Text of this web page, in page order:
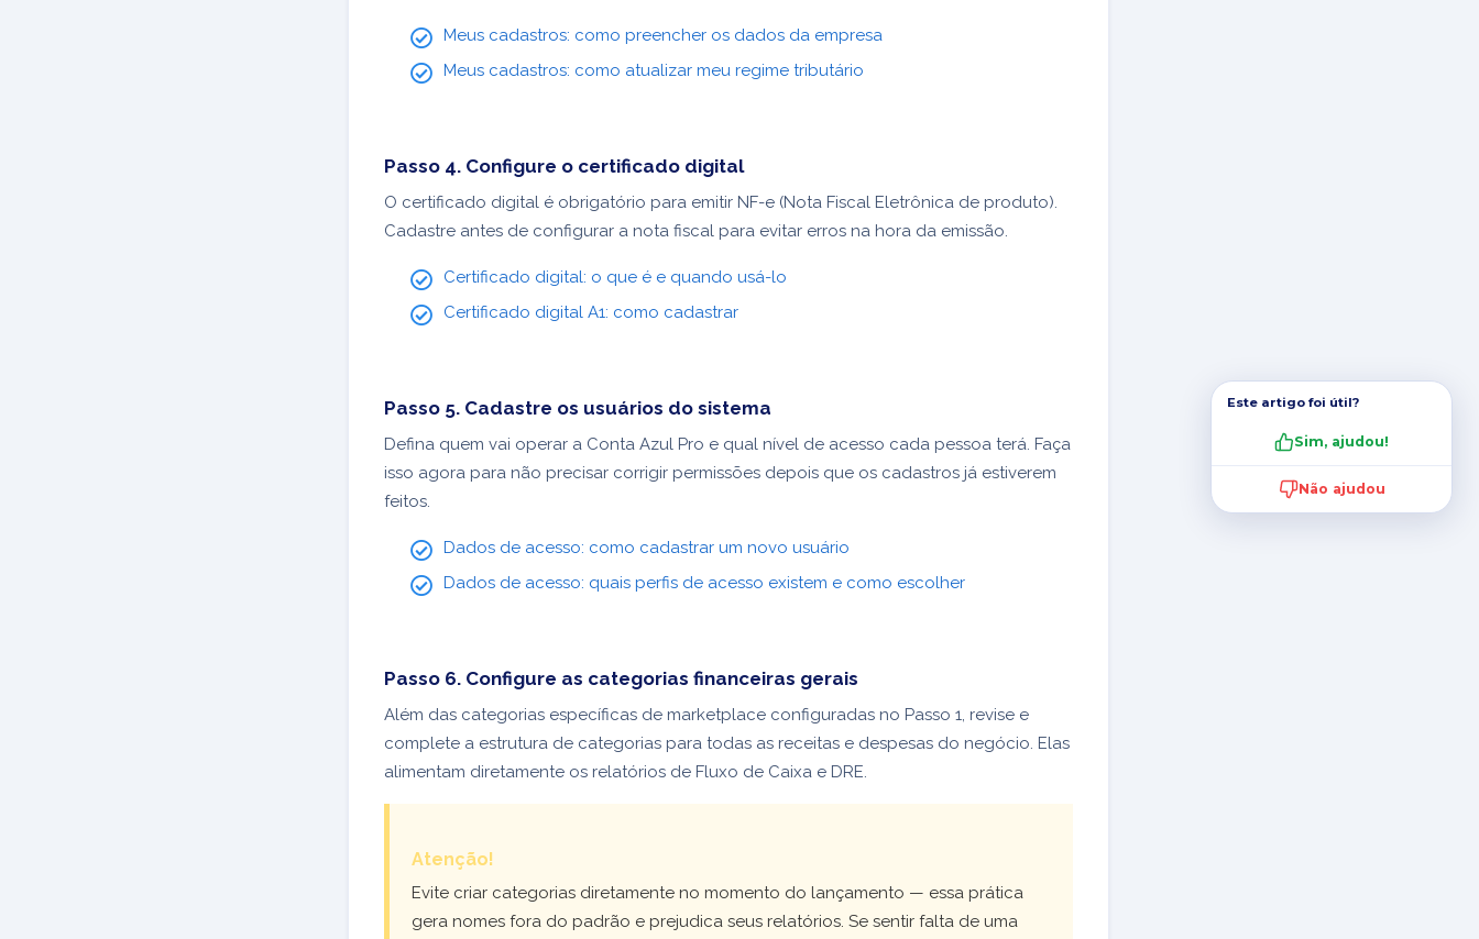
Meus cadastros: como preencher os dados da empresa
Meus cadastros: como atualizar meu regime tributário
Passo 4. Configure o certificado digital
O certificado digital é obrigatório para emitir NF-e (Nota Fiscal Eletrônica de produto).
Cadastre antes de configurar a nota fiscal para evitar erros na hora da emissão.
Certificado digital: o que é e quando usá-lo
Certificado digital A1: como cadastrar
Passo 5. Cadastre os usuários do sistema
Defina quem vai operar a Conta Azul Pro e qual nível de acesso cada pessoa terá. Faça
isso agora para não precisar corrigir permissões depois que os cadastros já estiverem
feitos.
Dados de acesso: como cadastrar um novo usuário
Dados de acesso: quais perfis de acesso existem e como escolher
Passo 6. Configure as categorias financeiras gerais
Além das categorias específicas de marketplace configuradas no Passo 1, revise e
complete a estrutura de categorias para todas as receitas e despesas do negócio. Elas
alimentam diretamente os relatórios de Fluxo de Caixa e DRE.
Atenção!
Evite criar categorias diretamente no momento do lançamento — essa prática
gera nomes fora do padrão e prejudica seus relatórios. Se sentir falta de uma
Este artigo foi útil?
Sim, ajudou!
Não ajudou